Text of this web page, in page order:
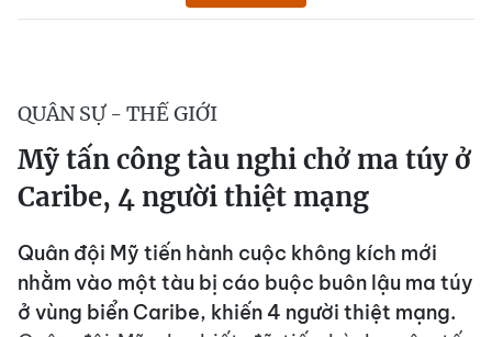
QUÂN SỰ - THẾ GIỚI
Mỹ tấn công tàu nghi chở ma túy ở
Caribe, 4 người thiệt mạng
Quân đội Mỹ tiến hành cuộc không kích mới
nhằm vào một tàu bị cáo buộc buôn lậu ma túy
ở vùng biển Caribe, khiến 4 người thiệt mạng.